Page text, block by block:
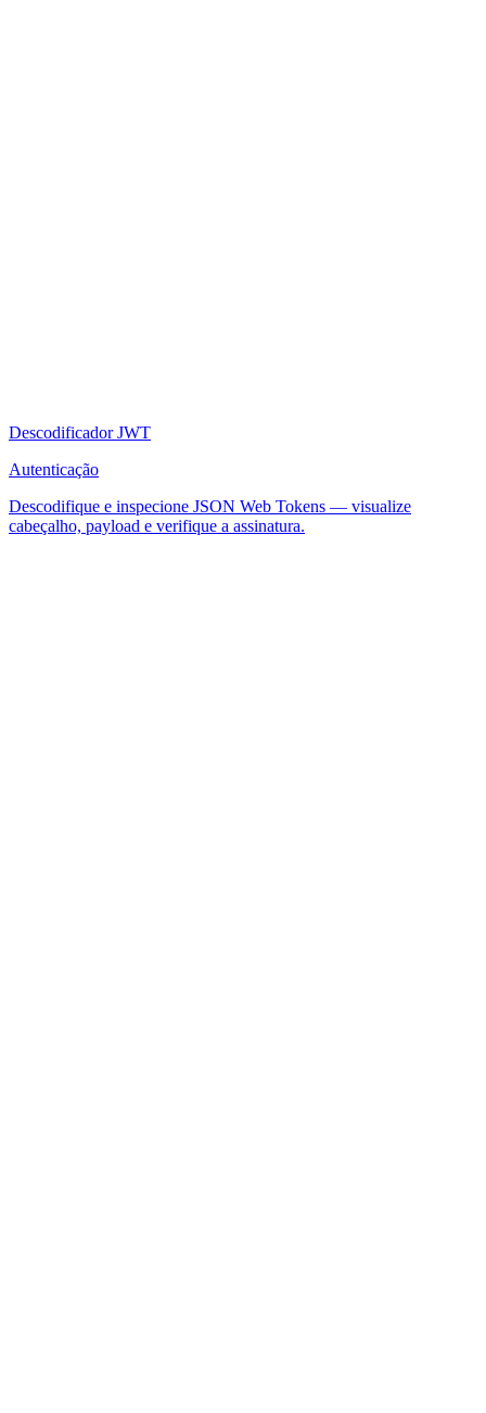
Descodificador JWT
Autenticação
Descodifique e inspecione JSON Web Tokens — visualize
cabeçalho, payload e verifique a assinatura.